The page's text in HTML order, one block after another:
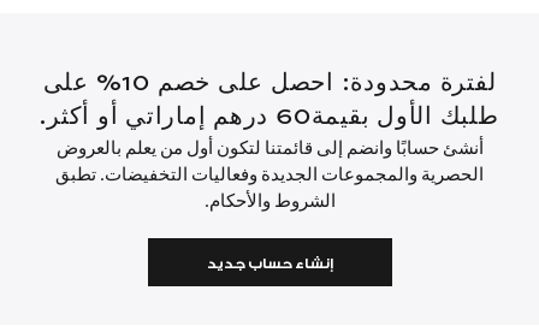
لفترة محدودة: احصل على خصم 10% على
طلبك الأول بقيمة60 درهم إماراتي أو أكثر.
أنشئ حسابًا وانضم إلى قائمتنا لتكون أول من يعلم بالعروض
الحصرية والمجموعات الجديدة وفعاليات التخفيضات. تطبق
الشروط والأحكام.
إنشاء حساب جديد